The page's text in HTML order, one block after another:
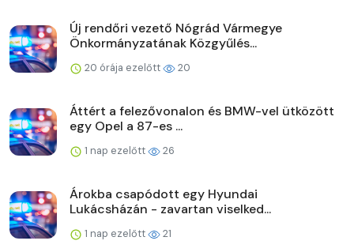
Új rendőri vezető Nógrád Vármegye
Önkormányzatának Közgyűlés...
20 órája ezelőtt 20
Áttért a felezővonalon és BMW-vel ütközött
egy Opel a 87-es ...
1 nap ezelőtt 26
Árokba csapódott egy Hyundai
Lukácsházán - zavartan viselked...
1 nap ezelőtt 21